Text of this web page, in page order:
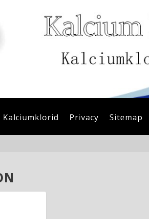
Kalciumklorid Privacy Sitemap